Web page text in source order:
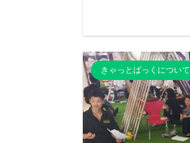
きゃっとばっくについて